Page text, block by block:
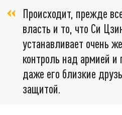
Происходит, прежде
власть и то, что Си
устанавливает очень
контроль над армией и
даже его близкие
защитой.